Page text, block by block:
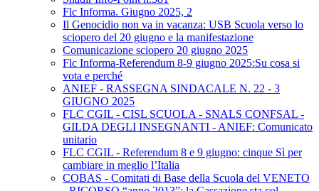
Flc Informa. Giugno 2025, 2
Il Genocidio non va in vacanza: USB Scuola verso lo
sciopero del 20 giugno e la manifestazione
Comunicazione sciopero 20 giugno 2025
Flc Informa-Referendum 8-9 giugno 2025:Su cosa si
vota e perché
ANIEF - RASSEGNA SINDACALE N. 22 - 3
GIUGNO 2025
FLC CGIL - CISL SCUOLA - SNALS CONFSAL -
GILDA DEGLI INSEGNANTI - ANIEF: Comunicato
unitario
FLC CGIL - Referendum 8 e 9 giugno: cinque Sì per
cambiare in meglio l’Italia
COBAS - Comitati di Base della Scuola del VENETO